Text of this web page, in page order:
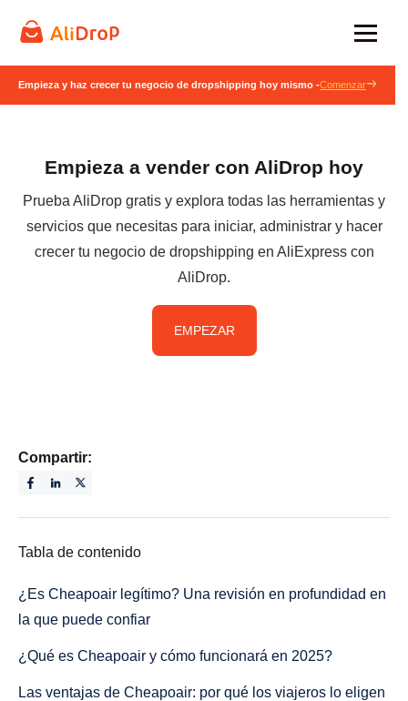
Empieza y haz crecer tu negocio de dropshipping hoy mismo -Comenzar
Empieza a vender con AliDrop hoy
Prueba AliDrop gratis y explora todas las herramientas y
servicios que necesitas para iniciar, administrar y hacer
crecer tu negocio de dropshipping en AliExpress con
AliDrop.
EMPEZAR
Compartir:
Tabla de contenido
¿Es Cheapoair legítimo? Una revisión en profundidad en
la que puede confiar
¿Qué es Cheapoair y cómo funcionará en 2025?
Las ventajas de Cheapoair: por qué los viajeros lo eligen